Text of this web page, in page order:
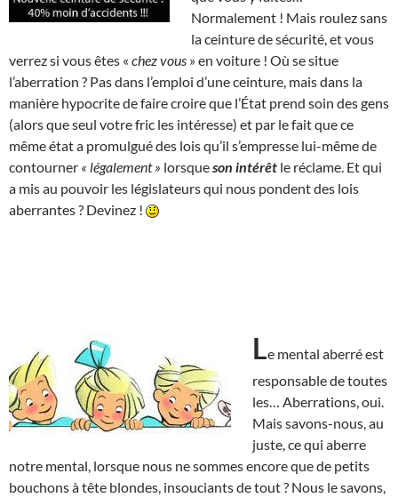
Normalement ! Mais roulez sans
la ceinture de sécurité, et vous
verrez si vous êtes « chez vous » en voiture ! Où se situe
l’aberration ? Pas dans l’emploi d’une ceinture, mais dans la
manière hypocrite de faire croire que l’État prend soin des gens
(alors que seul votre fric les intéresse) et par le fait que ce
même état a promulgué des lois qu’il s’empresse lui-même de
contourner « légalement » lorsqueson intérêt le réclame. Et qui
a mis au pouvoir les législateurs qui nous pondent des lois
aberrantes ? Devinez !
Le mental aberré est
responsable de toutes
les… Aberrations, oui.
Mais savons-nous, au
juste, ce qui aberre
notre mental, lorsque nous ne sommes encore que de petits
bouchons à tête blondes, insouciants de tout ? Nous le savons,